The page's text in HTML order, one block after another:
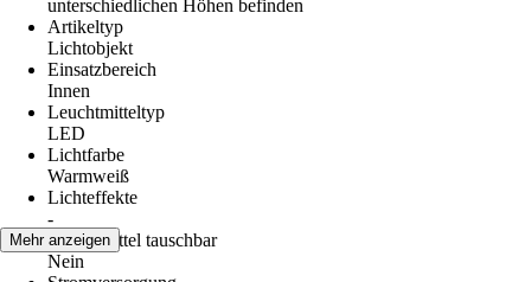
unterschiedlichen Höhen befinden
Artikeltyp
Lichtobjekt
Einsatzbereich
Innen
Leuchtmitteltyp
LED
Lichtfarbe
Warmweiß
Lichteffekte
-
Leuchtmittel tauschbar
Nein
Mehr anzeigen